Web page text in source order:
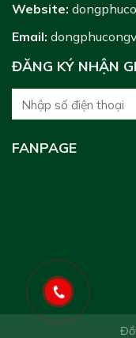
Website:
Email:
ĐĂNG KÝ NHẬN
FANPAGE